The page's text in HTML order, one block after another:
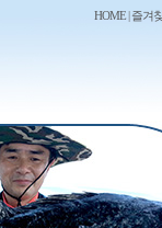
HOME 즐겨